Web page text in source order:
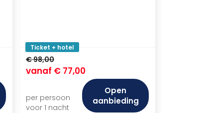
Ticket + hotel
€ 98,00
vanaf € 77,00
per persoon
voor 1 nacht
Open
aanbieding